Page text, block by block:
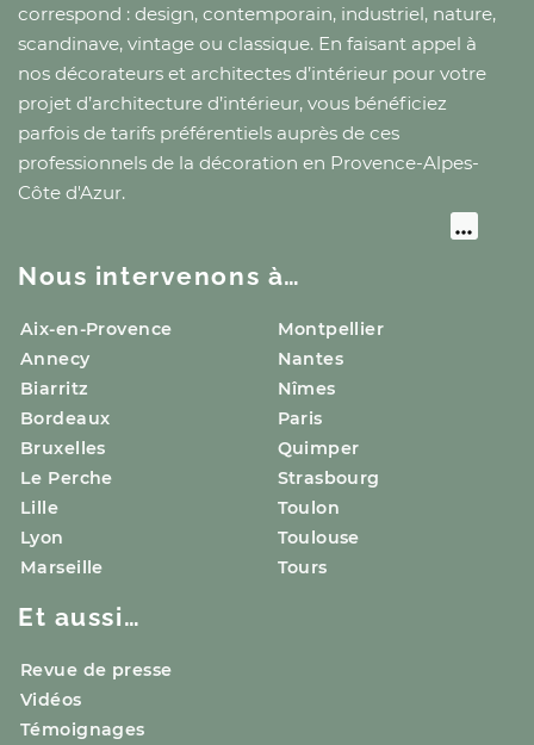
correspond : design, contemporain, industriel, nature,
scandinave, vintage ou classique. En faisant appel à
nos décorateurs et architectes d’intérieur pour votre
projet d’architecture d’intérieur, vous bénéficiez
parfois de tarifs préférentiels auprès de ces
professionnels de la décoration en Provence-Alpes-
Côte d'Azur.
Nous intervenons à…
Aix-en-Provence
Annecy
Biarritz
Bordeaux
Bruxelles
Le Perche
Lille
Lyon
Marseille
Montpellier
Nantes
Nîmes
Paris
Quimper
Strasbourg
Toulon
Toulouse
Tours
Et aussi…
Revue de presse
Vidéos
Témoignages